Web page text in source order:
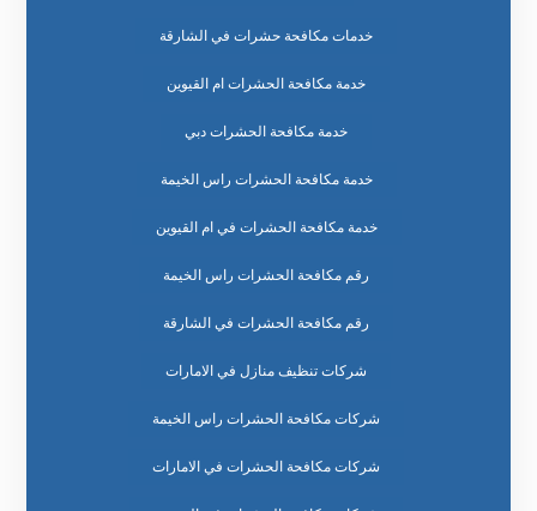
خدمات مكافحة حشرات في الشارقة
خدمة مكافحة الحشرات ام القيوين
خدمة مكافحة الحشرات دبي
خدمة مكافحة الحشرات راس الخيمة
خدمة مكافحة الحشرات في ام القيوين
رقم مكافحة الحشرات راس الخيمة
رقم مكافحة الحشرات في الشارقة
شركات تنظيف منازل في الامارات
شركات مكافحة الحشرات راس الخيمة
شركات مكافحة الحشرات في الامارات